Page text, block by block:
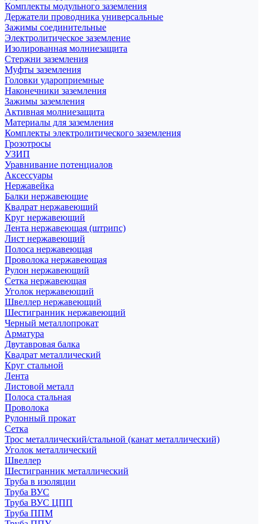
Комплекты модульного заземления
Держатели проводника универсальные
Зажимы соединительные
Электролитическое заземление
Изолированная молниезащита
Стержни заземления
Муфты заземления
Головки удароприемные
Наконечники заземления
Зажимы заземления
Активная молниезащита
Материалы для заземления
Комплекты электролитического заземления
Грозотросы
УЗИП
Уравнивание потенциалов
Аксессуары
Нержавейка
Балки нержавеющие
Квадрат нержавеющий
Круг нержавеющий
Лента нержавеющая (штрипс)
Лист нержавеющий
Полоса нержавеющая
Проволока нержавеющая
Рулон нержавеющий
Сетка нержавеющая
Уголок нержавеющий
Швеллер нержавеющий
Шестигранник нержавеющий
Черный металлопрокат
Арматура
Двутавровая балка
Квадрат металлический
Круг стальной
Лента
Листовой металл
Полоса стальная
Проволока
Рулонный прокат
Сетка
Трос металлический/стальной (канат металлический)
Уголок металлический
Швеллер
Шестигранник металлический
Труба в изоляции
Труба ВУС
Труба ВУС ЦПП
Труба ППМ